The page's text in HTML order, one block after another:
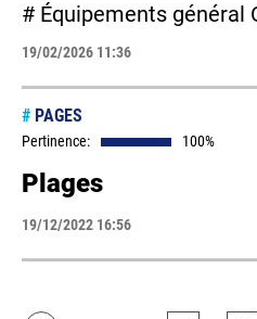
# Équipements général
19/02/2026 11:36
# PAGES
Pertinence: 100%
Plages
19/12/2022 16:56